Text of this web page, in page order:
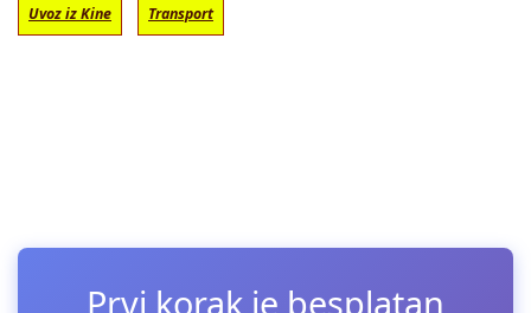
Uvoz iz Kine Transport
Prvi korak je besplatan